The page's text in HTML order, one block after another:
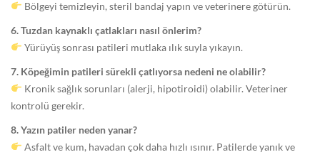
Bölgeyi temizleyin, steril bandaj yapın ve veterinere götürün.
6. Tuzdan kaynaklı çatlakları nasıl önlerim?
Yürüyüş sonrası patileri mutlaka ılık suyla yıkayın.
7. Köpeğimin patileri sürekli çatlıyorsa nedeni ne olabilir?
Kronik sağlık sorunları (alerji, hipotiroidi) olabilir. Veteriner
kontrolü gerekir.
8. Yazın patiler neden yanar?
Asfalt ve kum, havadan çok daha hızlı ısınır. Patilerde yanık ve